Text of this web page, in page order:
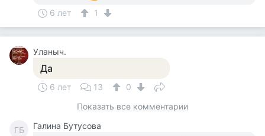
6 лет 1
Уланыч.
Да
6 лет 13
0
Показать все комментарии
ГБ Галина Бутусова